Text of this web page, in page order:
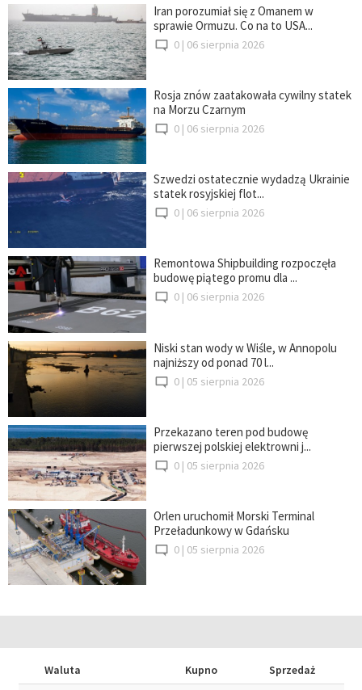
Iran porozumiał się z Omanem w
sprawie Ormuzu. Co na to USA...
0 | 06 sierpnia 2026
Rosja znów zaatakowała cywilny statek
na Morzu Czarnym
0 | 06 sierpnia 2026
Szwedzi ostatecznie wydadzą Ukrainie
statek rosyjskiej flot...
0 | 06 sierpnia 2026
Remontowa Shipbuilding rozpoczęła
budowę piątego promu dla ...
0 | 06 sierpnia 2026
Niski stan wody w Wiśle, w Annopolu
najniższy od ponad 70 l...
0 | 05 sierpnia 2026
Przekazano teren pod budowę
pierwszej polskiej elektrowni j...
0 | 05 sierpnia 2026
Orlen uruchomił Morski Terminal
Przeładunkowy w Gdańsku
0 | 05 sierpnia 2026
Waluta Kupno
Sprzedaż